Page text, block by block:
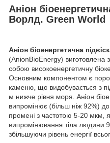
Аніон
Ворлд. Green World
Аніон біоенергетична
(АnionBioEnergy) виготовлена
собою високоенергетичну
Основним компонентом є
каменю, що видобувається з
м нижче рівня моря. Аніон
випромінює (більш ніж 92%)
промені з частотою 5-20 мкм,
випромінювання тіла людини
збільшуючи рівень енергії